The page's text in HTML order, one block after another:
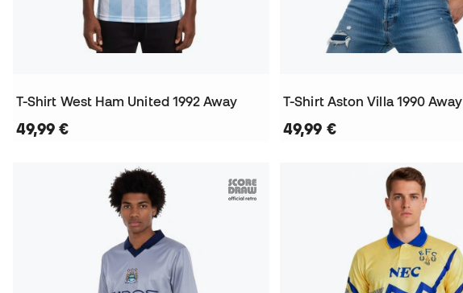
T-Shirt West Ham United 1992 Away
49,99 €
T-Shirt Aston Villa 1990 Away
49,99 €